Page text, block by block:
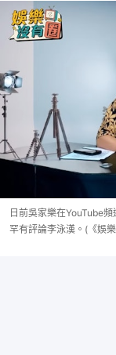
日前吳家樂在YouTube
罕有評論李泳漢。(《娛